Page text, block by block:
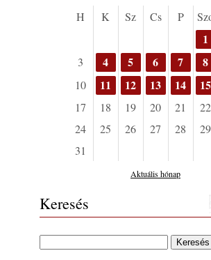
„Electric Outlet”
2026. augusztus 06.
X. BOHÉM JAZZFŐVÁROS
Kecskemét, 2026. augusztus 6-9.:
színpad, 10 ország zenészei, 40
tánc!
2026. augusztus 05.
Márton
2026. augusztus 05.
Jazz-rock albumok 1983-ból -
2026. augusztus 05.
„Shinola”
2026. augusztus 04.
H K Sz Cs P
1
3
4 5 6 7 8
10 11 12 13 14 15
17
18 19 20 21 22
24
25 26 27 28 29
31
Aktuális hónap
Keresés